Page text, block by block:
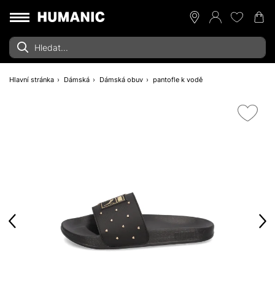
Hlavní stránka Dámská Dámská obuv pantofle k vodě